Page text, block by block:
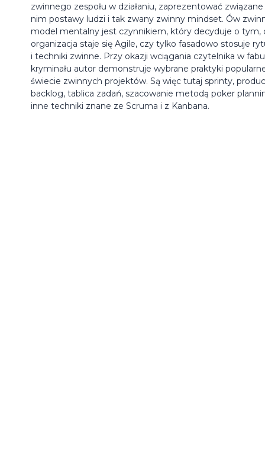
zwinnego zespołu w działaniu, zaprezentować związane
nim postawy ludzi i tak zwany zwinny mindset. Ów
model mentalny jest czynnikiem, który decyduje o tym,
organizacja staje się Agile, czy tylko fasadowo stosuje
i techniki zwinne. Przy okazji wciągania czytelnika w
kryminału autor demonstruje wybrane praktyki
świecie zwinnych projektów. Są więc tutaj sprinty,
backlog, tablica zadań, szacowanie metodą poker
inne techniki znane ze Scruma i z Kanbana.